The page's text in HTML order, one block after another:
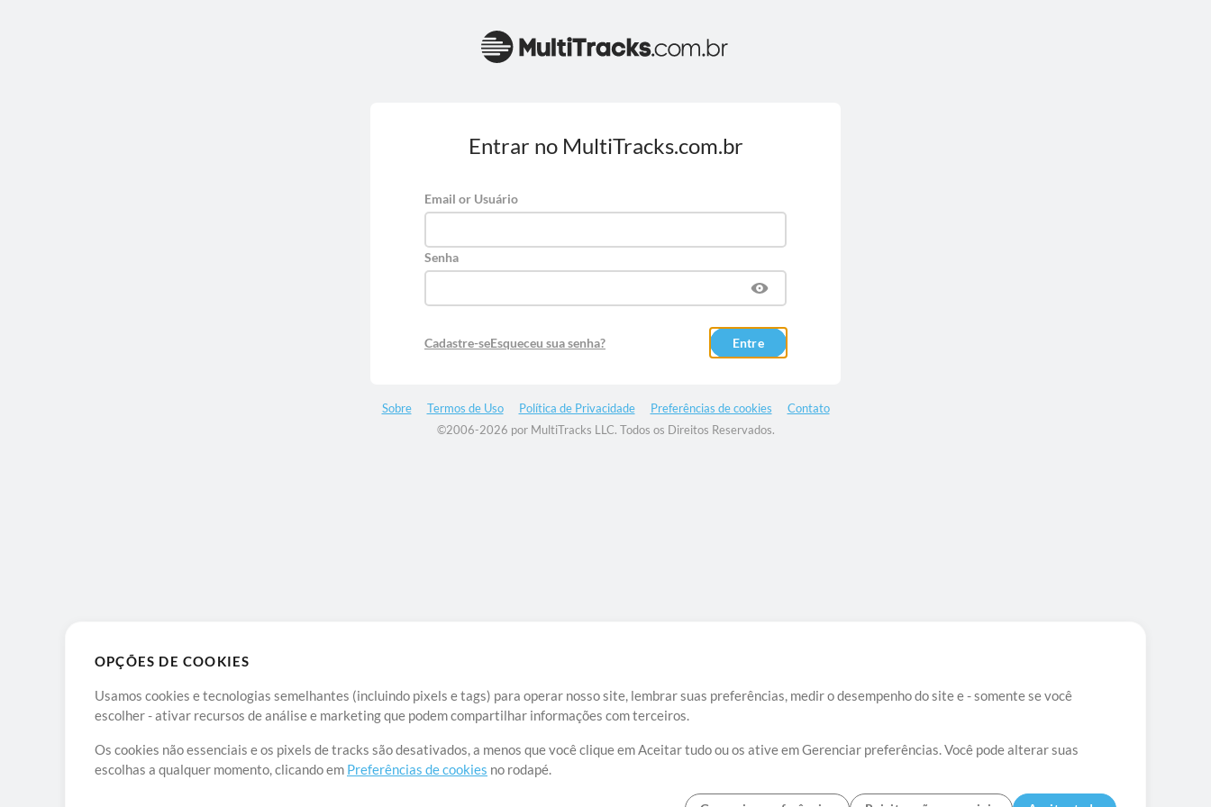
OPÇÕES DE COOKIES
Usamos cookies e tecnologias semelhantes (incluindo pixels e tags) para operar nosso site, lembrar suas preferências, medir o desempenho do site e - somente se você
escolher - ativar recursos de análise e marketing que podem compartilhar informações com terceiros.
Os cookies não essenciais e os pixels de tracks são desativados, a menos que você clique em Aceitar tudo ou os ative em Gerenciar preferências. Você pode alterar suas
escolhas a qualquer momento, clicando em Preferências de cookies no rodapé.
Entrar no MultiTracks.com.br
Email or Usuário
Senha
Cadastre-seEsqueceu sua senha? Entre
Sobre Termos de Uso Política de Privacidade Preferências de cookies
Contato
©2006-2026 por MultiTracks LLC. Todos os Direitos Reservados.